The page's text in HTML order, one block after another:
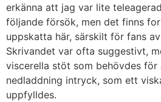
erkänna att jag var lite
följande försök, men det finns
uppskatta här, särskilt för fans
Skrivandet var ofta suggestivt,
viscerella stöt som behövdes
nedladdning intryck, som ett
uppfylldes.